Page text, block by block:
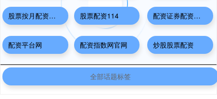
股票按月配资开户 股票配资114 配资证券配资网站
配资平台网 配资指数网官网 炒股股票配资
全部话题标签